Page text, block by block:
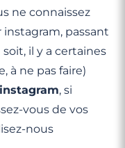
ne connaissez
instagram, passant
il y a certaines
à ne pas faire)
, si
vous de vos
nous